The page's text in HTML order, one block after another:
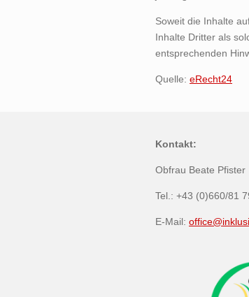
Soweit die Inhalte
Inhalte Dritter als
entsprechenden
Quelle: eRecht24
Kontakt:
Obfrau Beate Pfister
Tel.: +43 (0)660/81
E-Mail: